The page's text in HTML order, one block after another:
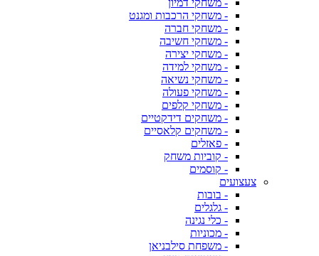
- משחקי דמיון
- משחקי הרכבות ומגנט
- משחקי חברה
- משחקי חשיבה
- משחקי יצירה
- משחקי למידה
- משחקי נשיאה
- משחקי פעולה
- משחקי קלפים
- משחקים דידקטיים
- משחקים קלאסיים
- פאזלים
- קוביות משחק
- קוסמים
צעצועים
- בובות
- גלגלים
- כלי נגינה
- מכוניות
- משפחת סילבניאן